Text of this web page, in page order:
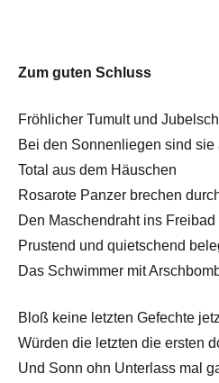
Zum guten Schluss
Fröhlicher Tumult und
Bei den Sonnenliegen sind sie
Total aus dem Häuschen
Rosarote Panzer brechen
Den Maschendraht ins Freibad
Prustend und quietschend
Das Schwimmer mit
Bloß keine letzten Gefechte
Würden die letzten die ersten
Und Sonn ohn Unterlass mal